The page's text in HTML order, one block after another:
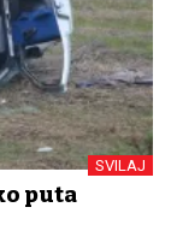
SVILAJ
puta